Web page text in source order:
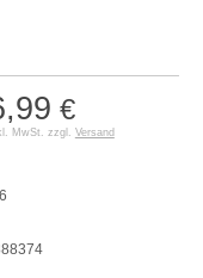
€
MwSt. zzgl. Versand